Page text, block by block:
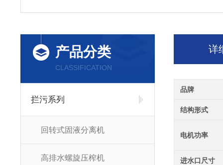
产品分类
CLASSIFICATION
拦污系列
回转式固液分离机
高排水螺旋压榨机
详
品牌
结构形式
电机功率
进水口尺寸